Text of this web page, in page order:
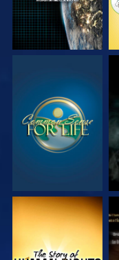
REGARDER
REGARDER